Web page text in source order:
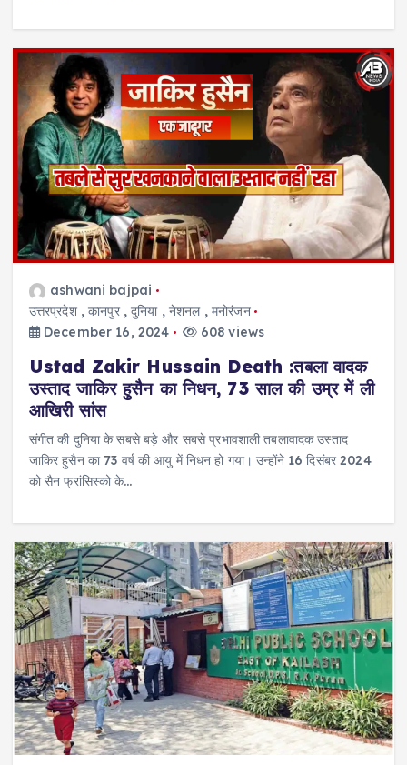
ashwani bajpai
उत्तरप्रदेश,कानपुर,दुनिया, नेशनल,मनोरंजन
December 16, 2024
608 views
Ustad Zakir Hussain Death :तबला वादक
उस्ताद जाकिर हुसैन का निधन, 73 साल की उम्र में ली
आखिरी सांस
संगीत की दुनिया के सबसे बड़े और सबसे प्रभावशाली तबलावादक उस्ताद
जाकिर हुसैन का 73 वर्ष की आयु में निधन हो गया। उन्होंने 16 दिसंबर 2024
को सैन फ्रांसिस्को के…